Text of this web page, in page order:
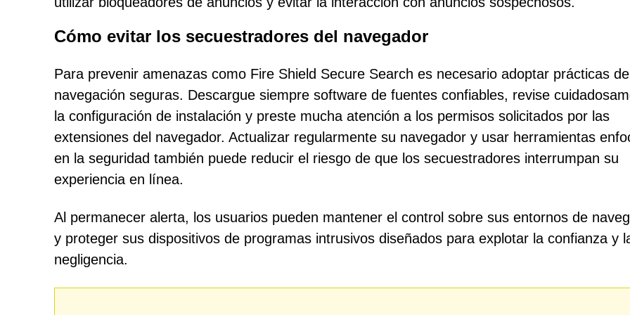
Cómo evitar los secuestradores del navegador
Para prevenir amenazas como Fire Shield Secure Search es necesario adoptar prácticas de
navegación seguras. Descargue siempre software de fuentes confiables, revise
la configuración de instalación y preste mucha atención a los permisos solicitados por las
extensiones del navegador. Actualizar regularmente su navegador y usar herramientas
en la seguridad también puede reducir el riesgo de que los secuestradores interrumpan su
experiencia en línea.
Al permanecer alerta, los usuarios pueden mantener el control sobre sus entornos de
y proteger sus dispositivos de programas intrusivos diseñados para explotar la confianza y
negligencia.